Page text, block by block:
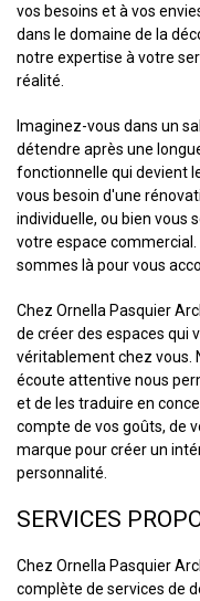
vos besoins et à vos
dans le domaine de la
notre expertise à votre
réalité.
Imaginez-vous dans un
détendre après une
fonctionnelle qui devient
vous besoin d'une
individuelle, ou bien vous
votre espace
sommes là pour vous
Chez Ornella Pasquier
de créer des espaces qui
véritablement chez vous.
écoute attentive nous
et de les traduire en
compte de vos goûts, de
marque pour créer un
personnalité.
SERVICES
Chez Ornella Pasquier
complète de services de